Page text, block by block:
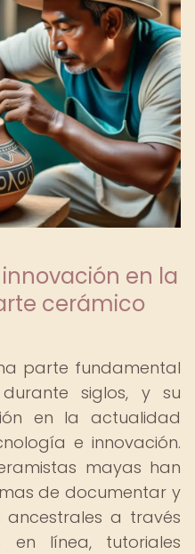
en la
cerámico
parte fundamental
siglos, y su
en la actualidad
e innovación.
mayas han
de documentar y
a través
en línea, tutoriales